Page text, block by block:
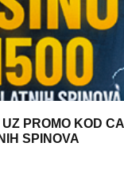
PROMO KOD
SPINOVA